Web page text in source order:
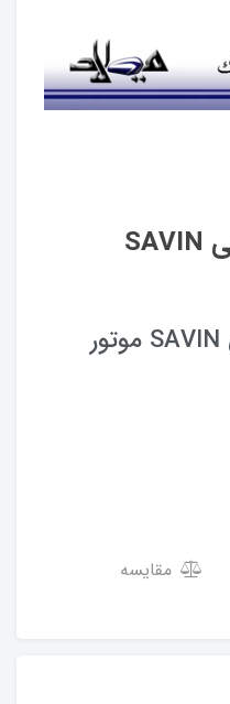
تابلو جلو ساوین طلایی SAVIN
تابلو جلو ساوین طلایی SAVIN موتور
مقایسه